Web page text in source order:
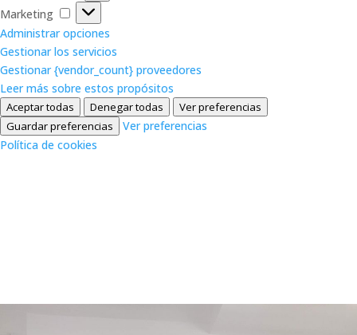
Marketing
Marketing
Administrar opciones
Gestionar los servicios
Gestionar {vendor_count} proveedores
Leer más sobre estos propósitos
Aceptar todas Denegar todas
Ver preferencias
Guardar preferencias
Ver preferencias
Política de cookies